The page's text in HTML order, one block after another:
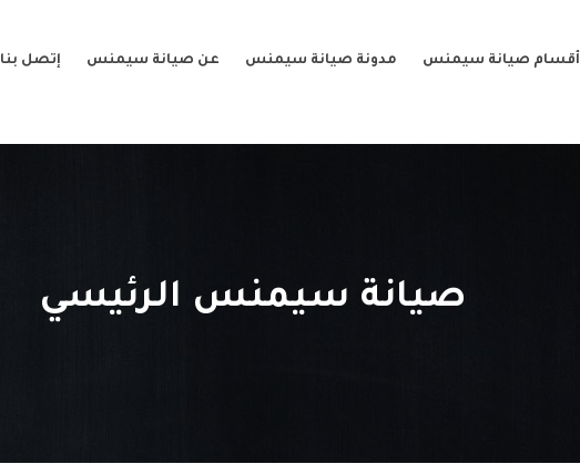
أقسام صيانة سيمنس مدونة صيانة سيمنس عن صيانة سيمنس إتصل بنا
صيانة سيمنس الرئيسي